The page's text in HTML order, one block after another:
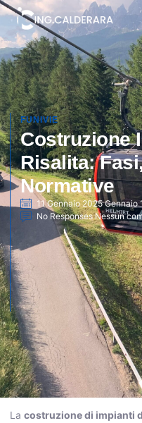
FUNIVIE
Costruzione
Risalita:
Normative
11 Gennaio 2025 Gennaio
No ResponsesNessun
La costruzione di impianti